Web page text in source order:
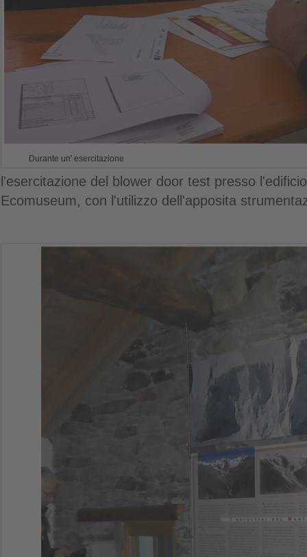
Durante un' esercitazione
l'esercitazione del blower door test presso
Ecomuseum, con l'utilizzo dell'apposita